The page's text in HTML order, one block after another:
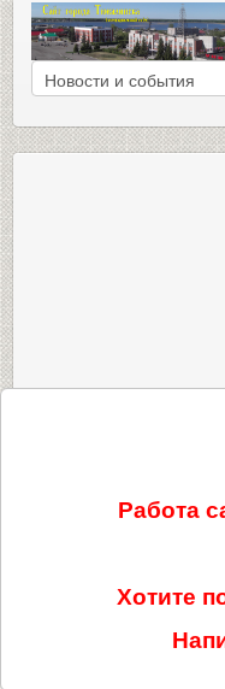
Работа
Хотите